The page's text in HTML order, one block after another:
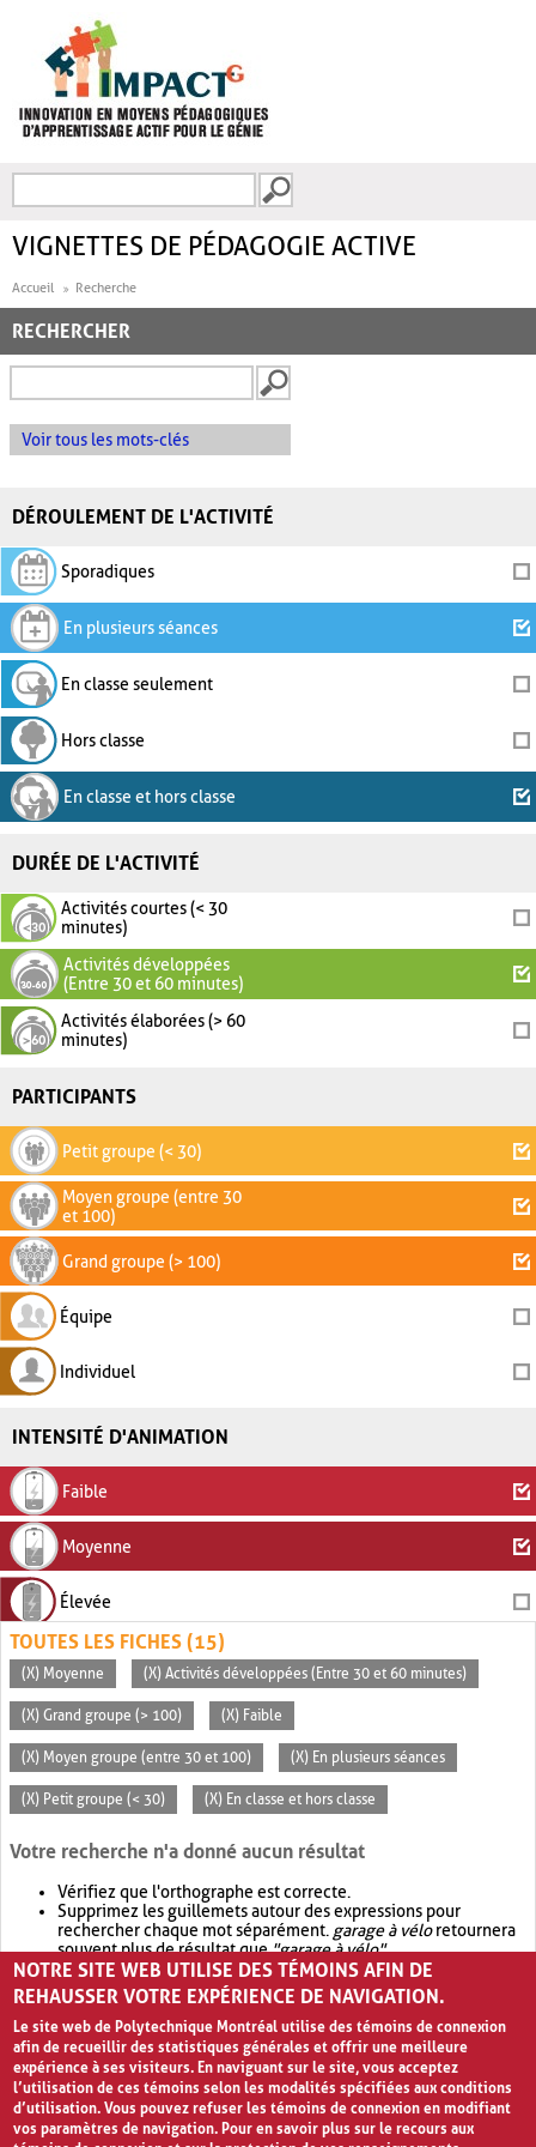
FORMULAIRE DE
VIGNETTES DE PÉDAGOGIE ACTIVE
Accueil Recherche
RECHERCHER
Voir tous les mots-clés
DÉROULEMENT DE L'ACTIVITÉ
Sporadiques
En plusieurs séances
En classe seulement
Hors classe
En classe et hors classe
DURÉE DE L'ACTIVITÉ
Activités courtes (< 30
minutes)
Activités développées
(Entre 30 et 60 minutes)
Activités élaborées (> 60
minutes)
PARTICIPANTS
Petit groupe (< 30)
Moyen groupe (entre 30
et 100)
Grand groupe (> 100)
Équipe
Individuel
INTENSITÉ D'ANIMATION
Faible
Moyenne
Élevée
TOUTES LES FICHES (15)
(X) Moyenne (X) Activités développées (Entre 30 et 60 minutes)
(X) Grand groupe (> 100) (X) Faible
(X) Moyen groupe (entre 30 et 100) (X) En plusieurs séances
(X) Petit groupe (< 30) (X) En classe et hors classe
Votre recherche n'a donné aucun résultat
Vérifiez que l'orthographe est correcte.
Supprimez les guillemets autour des expressions pour
rechercher chaque mot séparément. garage à véloretournera
souvent plus de résultat que"garage à vélo".
Envisagez d'élargir votre recherche avec OR.garage OR vélo
retournera souvent plus de résultat quegarage à vélo
NOTRE SITE WEB UTILISE DES TÉMOINS AFIN DE
REHAUSSER VOTRE EXPÉRIENCE DE NAVIGATION.
Le site web de Polytechnique Montréal utilise des témoins de connexion
afin de recueillir des statistiques générales et offrir une meilleure
expérience à ses visiteurs. En naviguant sur le site, vous acceptez
l’utilisation de ces témoins selon les modalités spécifiées aux conditions
d’utilisation. Vous pouvez refuser les témoins de connexion en modifiant
vos paramètres de navigation. Pour en savoir plus sur le recours aux